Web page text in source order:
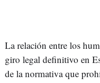
La relación entre los
giro legal definitivo en
de la normativa que